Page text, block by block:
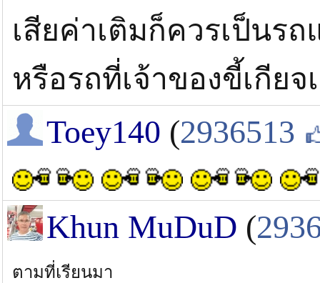
เสียค่าเติมก็ควรเป็นร
หรือรถที่เจ้าของขี้เกียจ
Toey140 (2936513
Khun MuDuD (
ตามที่เรียนมา